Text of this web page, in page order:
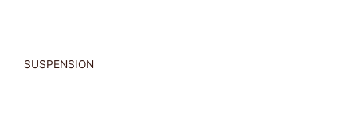
SUSPENSION